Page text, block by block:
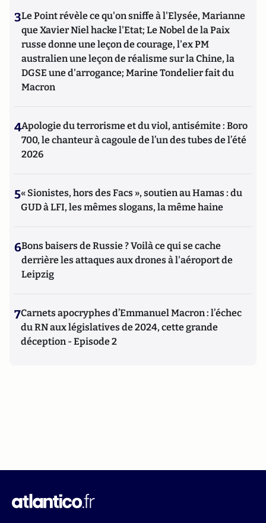
3Le Point révèle ce qu'on sniffe à l'Elysée, Marianne
que Xavier Niel hacke l'Etat; Le Nobel de la Paix
russe donne une leçon de courage, l'ex PM
australien une leçon de réalisme sur la Chine, la
DGSE une d'arrogance; Marine Tondelier fait du
Macron
4Apologie du terrorisme et du viol, antisémite : Boro
700, le chanteur à cagoule de l’un des tubes de l’été
2026
5« Sionistes, hors des Facs », soutien au Hamas : du
GUD à LFI, les mêmes slogans, la même haine
6Bons baisers de Russie ? Voilà ce qui se cache
derrière les attaques aux drones à l'aéroport de
Leipzig
7Carnets apocryphes d’Emmanuel Macron : l’échec
du RN aux législatives de 2024, cette grande
déception - Episode 2